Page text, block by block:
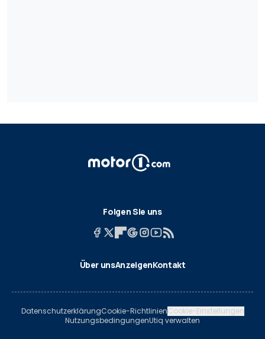
Folgen Sie uns
Über unsAnzeigenKontakt
DatenschutzerklärungCookie-RichtlinienCookie-Einstellungen
NutzungsbedingungenUtiq verwalten